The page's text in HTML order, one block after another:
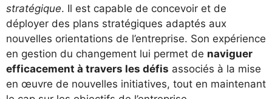
stratégique. Il est capable de concevoir et de
déployer des plans stratégiques adaptés aux
nouvelles orientations de l’entreprise. Son expérience
en gestion du changement lui permet de naviguer
efficacement à travers les défis associés à la mise
en œuvre de nouvelles initiatives, tout en maintenant